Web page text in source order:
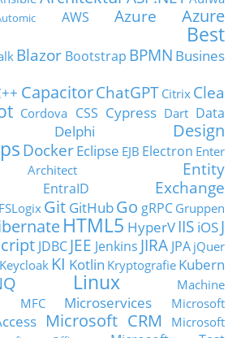
AWS Azure
Azure
Best
Blazor Bootstrap BPMN Busines
CapacitorChatGPT Citrix Clea
Cordova CSS Cypress Dart Data
Delphi
Design
DockerEclipse EJB Electron Enter
Entity
EntraID
Exchange
FSLogix Git GitHubGo gRPC Gruppen
HTML5 HyperVIIS iOSJ
JDBC JEE Jenkins JIRA JPA jQuer
Keycloak KI Kotlin Kryptografie Kubern
Linux
Machine
MFC Microservices
Microsoft
Microsoft CRM
Microsoft